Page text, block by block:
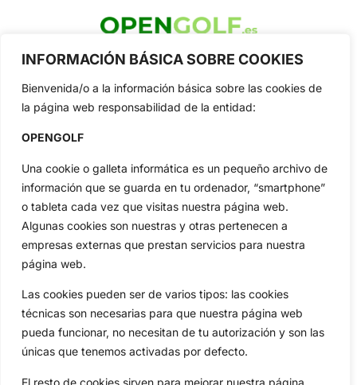
INFORMACIÓN BÁSICA SOBRE COOKIES
Bienvenida/o a la información básica sobre las cookies de
la página web responsabilidad de la entidad:
OPENGOLF
Una cookie o galleta informática es un pequeño archivo de
información que se guarda en tu ordenador, “smartphone”
o tableta cada vez que visitas nuestra página web.
Algunas cookies son nuestras y otras pertenecen a
empresas externas que prestan servicios para nuestra
página web.
Las cookies pueden ser de varios tipos: las cookies
técnicas son necesarias para que nuestra página web
pueda funcionar, no necesitan de tu autorización y son las
únicas que tenemos activadas por defecto.
El resto de cookies sirven para mejorar nuestra página,
OpenGolf ofrece toda la actualidad, información del golf
profesional y amateur, resultados en directo, vídeos, noticias,
Jon Rahm, LIV Golf, PGA Tour, Ryder Cup, DP World Tour, LPGA
Inicio
Actualidad
Amateurs
Circuitos
Especiales
Ryder Cup
Reglas
Vídeos
De Interés
Compañía
Política de Privacidad
Política de Cookies
Publicidad